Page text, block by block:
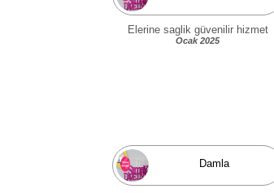
Elerine saglik güvenilir hizmet
Ocak 2025
Damla